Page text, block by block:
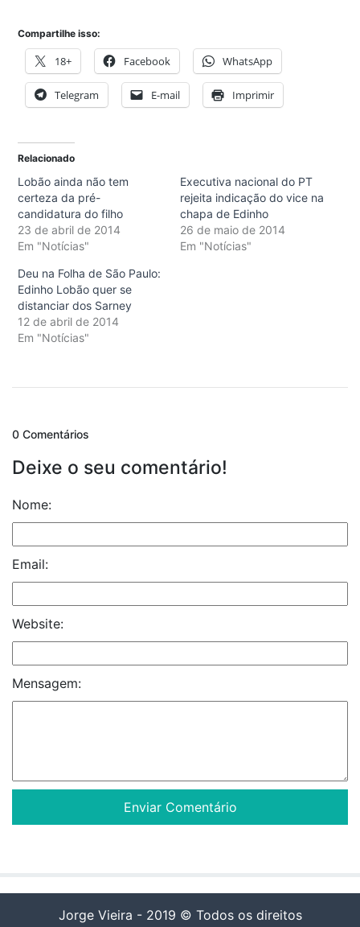
Compartilhe isso:
18+ Facebook WhatsApp
Telegram E-mail Imprimir
Relacionado
Lobão ainda não tem
certeza da pré-
candidatura do filho
23 de abril de 2014
Em "Notícias"
Executiva nacional do PT
rejeita indicação do vice na
chapa de Edinho
26 de maio de 2014
Em "Notícias"
Deu na Folha de São Paulo:
Edinho Lobão quer se
distanciar dos Sarney
12 de abril de 2014
Em "Notícias"
0 Comentários
Deixe o seu comentário!
Nome:
Email:
Website:
Mensagem:
Jorge Vieira - 2019 © Todos os direitos